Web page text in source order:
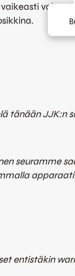
vaikeasti
tänään JJK:n
seuramme
entistäkin